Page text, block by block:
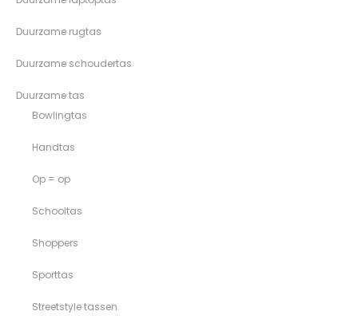
Duurzame rugtas
Duurzame schoudertas
Duurzame tas
Bowlingtas
Handtas
Op = op
Schooltas
Shoppers
Sporttas
Streetstyle tassen